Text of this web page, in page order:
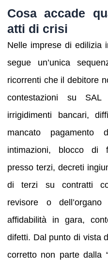
Cosa accade
atti di crisi
Nelle imprese di edilizia
segue un’unica
ricorrenti che il debitore
contestazioni su
irrigidimenti bancari,
mancato pagamento
intimazioni, blocco di
presso terzi, decreti
di terzi su contratti
revisore o
affidabilità in gara,
difetti. Dal punto di vista
corretto non parte dalla